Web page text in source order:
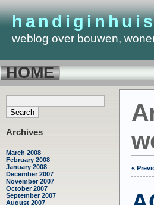
weblog over bouwen,
HOME
Archives
March 2008
February 2008
January 2008
December 2007
November 2007
October 2007
September 2007
August 2007
«